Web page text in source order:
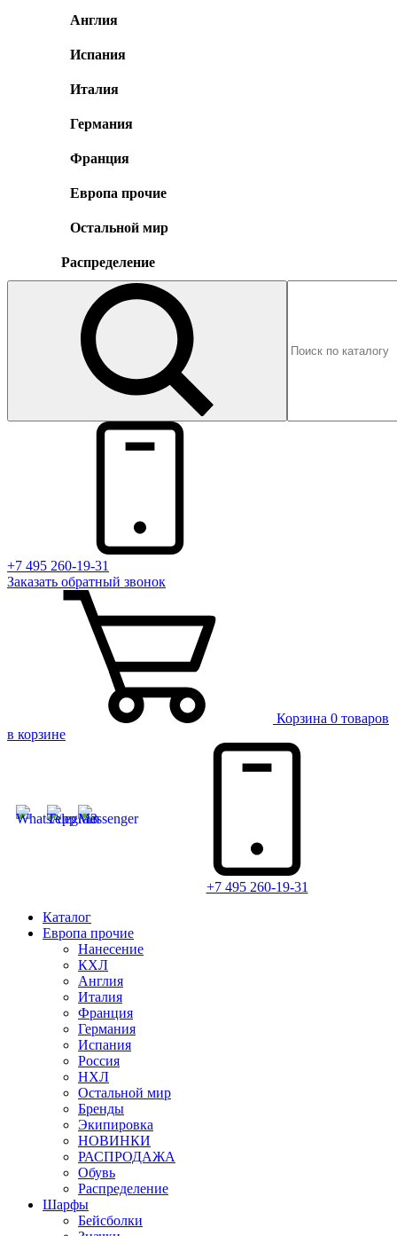
Англия
Испания
Италия
Германия
Франция
Европа прочие
Остальной мир
Распределение
+7 495 260-19-31
Заказать обратный звонок
Корзина 0 товаров
в корзине
+7 495 260-19-31
Каталог
Европа прочие
Нанесение
КХЛ
Англия
Италия
Франция
Германия
Испания
Россия
НХЛ
Остальной мир
Бренды
Экипировка
НОВИНКИ
РАСПРОДАЖА
Обувь
Распределение
Шарфы
Бейсболки